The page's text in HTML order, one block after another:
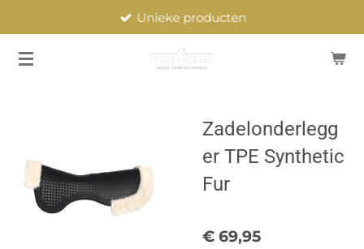
naar
Unieke producten
Zadelonderlegg
er TPE Synthetic
Fur
€ 69,95